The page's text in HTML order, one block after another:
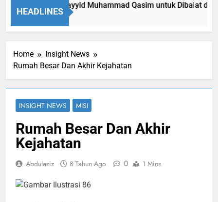
HEADLINES
Diki Memaksa Sayyid Muhammad Qasim untuk Dibaiat di
Home
Insight News
Rumah Besar Dan Akhir Kejahatan
INSIGHT NEWS MISI
Rumah Besar Dan Akhir
Kejahatan
Abdulaziz 8 Tahun Ago 0 1 Mins